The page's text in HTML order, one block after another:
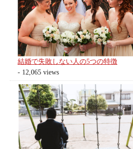
結婚で失敗しない人の5つの特徴
- 12,065 views